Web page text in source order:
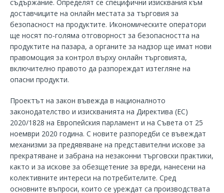
съдържание. Определят се специфични изисквания към
доставчиците на онлайн местата за търговия за
безопасност на продуктите. Икономическите оператори
ще носят по-голяма отговорност за безопасността на
продуктите на пазара, а органите за надзор ще имат нови
правомощия за контрол върху онлайн търговията,
включително правото да разпореждат изтегляне на
опасни продукти.
Проектът на закон въвежда в националното
законодателство и изискванията на Директива (ЕС)
2020/1828 на Европейския парламент и на Съвета от 25
ноември 2020 година. С новите разпоредби се въвеждат
механизми за предявяване на представителни искове за
прекратяване и забрана на незаконни търговски практики,
както и за искове за обезщетение за вреди, нанесени на
колективните интереси на потребителите. Сред
основните въпроси, които се уреждат са производствата